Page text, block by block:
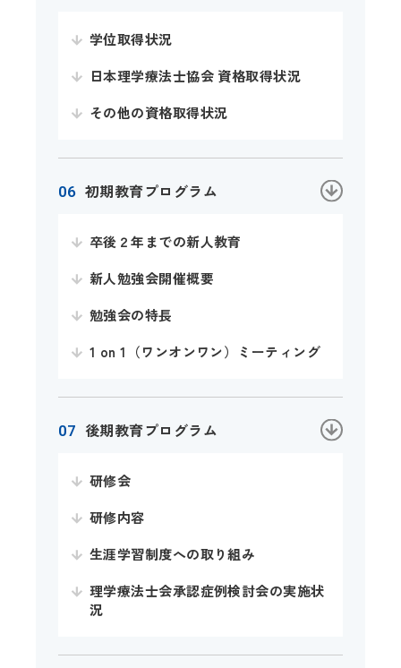
学位取得状況
日本理学療法士協会 資格取得状況
その他の資格取得状況
初期教育プログラム
卒後２年までの新人教育
新人勉強会開催概要
勉強会の特長
1 on 1（ワンオンワン）ミーティング
後期教育プログラム
研修会
研修内容
生涯学習制度への取り組み
理学療法士会承認症例検討会の実施状
況